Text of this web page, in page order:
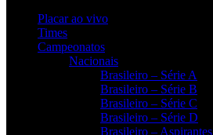
Placar ao vivo
Times
Campeonatos
Nacionais
Brasileiro – Série A
Brasileiro – Série B
Brasileiro – Série C
Brasileiro – Série D
Brasileiro – Aspirantes